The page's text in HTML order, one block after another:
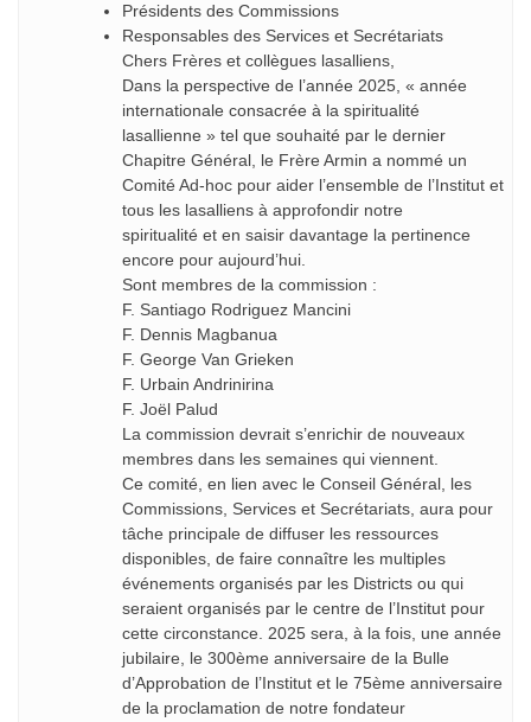
Présidents des Commissions
Responsables des Services et Secrétariats
Chers Frères et collègues lasalliens,
Dans la perspective de l’année 2025, « année
internationale consacrée à la spiritualité
lasallienne » tel que souhaité par le dernier
Chapitre Général, le Frère Armin a nommé un
Comité Ad-hoc pour aider l’ensemble de l’Institut et
tous les lasalliens à approfondir notre
spiritualité et en saisir davantage la pertinence
encore pour aujourd’hui.
Sont membres de la commission :
F. Santiago Rodriguez Mancini
F. Dennis Magbanua
F. George Van Grieken
F. Urbain Andrinirina
F. Joël Palud
La commission devrait s’enrichir de nouveaux
membres dans les semaines qui viennent.
Ce comité, en lien avec le Conseil Général, les
Commissions, Services et Secrétariats, aura pour
tâche principale de diffuser les ressources
disponibles, de faire connaître les multiples
événements organisés par les Districts ou qui
seraient organisés par le centre de l’Institut pour
cette circonstance. 2025 sera, à la fois, une année
jubilaire, le 300ème anniversaire de la Bulle
d’Approbation de l’Institut et le 75ème anniversaire
de la proclamation de notre fondateur